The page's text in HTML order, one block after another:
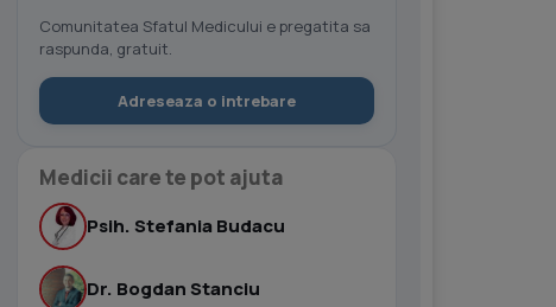
Comunitatea Sfatul Medicului e pregatita sa
raspunda, gratuit.
Adreseaza o intrebare
Medicii care te pot ajuta
Psih. Stefania Budacu
Dr. Bogdan Stanciu